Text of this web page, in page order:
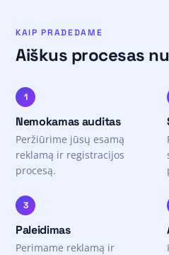
KAIP PRADEDAME
Aiškus procesas
1
Nemokamas auditas
Peržiūrime jūsų esamą
reklamą ir registracijos
procesą.
3
Paleidimas
Perimame reklamą ir